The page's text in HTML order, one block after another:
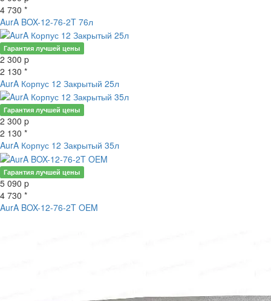
4 730 *
AurA BOX-12-76-2T 76л
Гарантия лучшей цены
2 300 p
2 130 *
AurA Корпус 12 Закрытый 25л
Гарантия лучшей цены
2 300 p
2 130 *
AurA Корпус 12 Закрытый 35л
Гарантия лучшей цены
5 090 p
4 730 *
AurA BOX-12-76-2T OEM